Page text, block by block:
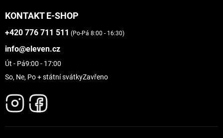
KONTAKT E-SHOP
+420 776 711 511 (Po-Pá 8:00 - 16:30)
info@eleven.cz
Út - Pá9:00 - 17:00
So, Ne, Po + státní svátkyZavřeno